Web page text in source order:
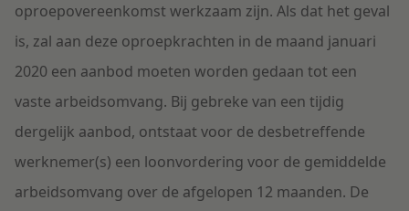
oproepovereenkomst werkzaam zijn. Als dat het geval
is, zal aan deze oproepkrachten in de maand januari
2020 een aanbod moeten worden gedaan tot een
vaste arbeidsomvang. Bij gebreke van een tijdig
dergelijk aanbod, ontstaat voor de desbetreffende
werknemer(s) een loonvordering voor de gemiddelde
arbeidsomvang over de afgelopen 12 maanden. De